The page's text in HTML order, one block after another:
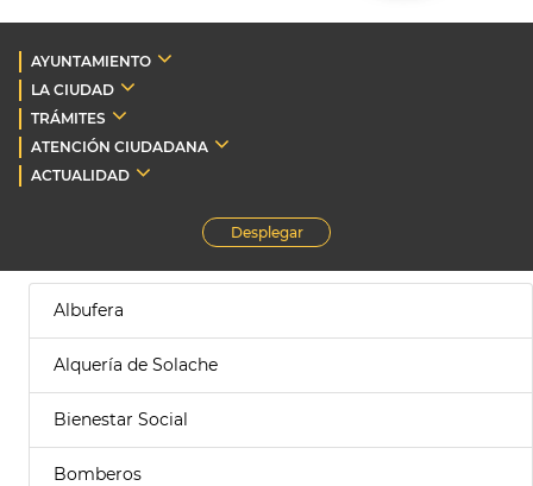
AYUNTAMIENTO
LA CIUDAD
TRÁMITES
ATENCIÓN CIUDADANA
ACTUALIDAD
Desplegar
Albufera
Alquería de Solache
Bienestar Social
Bomberos